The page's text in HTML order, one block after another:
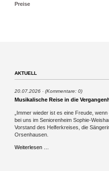
Preise
AKTUELL
20.07.2026 (Kommentare: 0)
Musikalische Reise in die
„Immer wieder ist es eine Freude,
bei uns im Seniorenheim Sophie-
Vorstand des Helferkreises, die
Orsenhausen.
Weiterlesen …